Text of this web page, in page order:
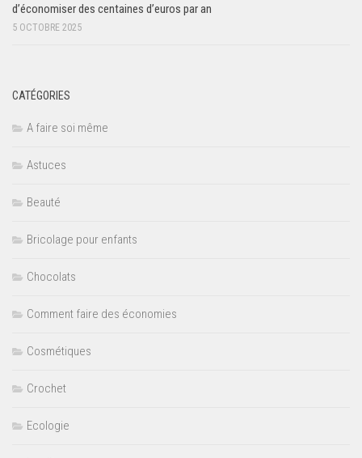
d’économiser des centaines d’euros par an
5 OCTOBRE 2025
CATÉGORIES
A faire soi même
Astuces
Beauté
Bricolage pour enfants
Chocolats
Comment faire des économies
Cosmétiques
Crochet
Ecologie